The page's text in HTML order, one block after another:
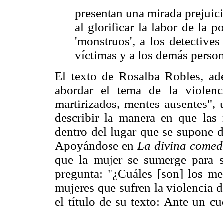
presentan una mirada
al glorificar la labor de la
'monstruos', a los
víctimas y a los demás
El texto de Rosalba Robles,
abordar el tema de la
martirizados, mentes
describir la manera en que
dentro del lugar que se supone
Apoyándose en La divina
que la mujer se sumerge para
pregunta: "¿Cuáles [son] los
mujeres que sufren la violencia
el título de su texto: Ante un